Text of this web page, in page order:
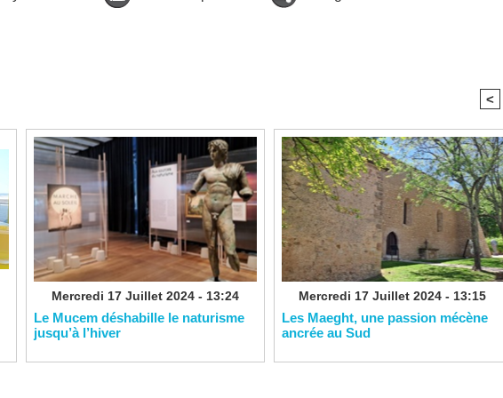
<
Mercredi 17 Juillet 2024 - 13:24
Le Mucem déshabille le naturisme
jusqu’à l’hiver
Mercredi 17 Juillet 2024 - 13:15
Les Maeght, une passion mécène
ancrée au Sud